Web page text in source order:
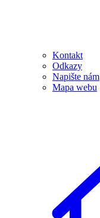
Kontakt
Odkazy
Napište nám
Mapa webu